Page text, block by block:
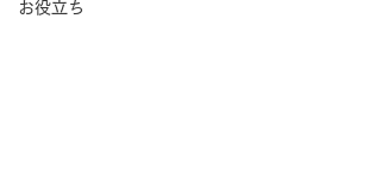
お役立ち